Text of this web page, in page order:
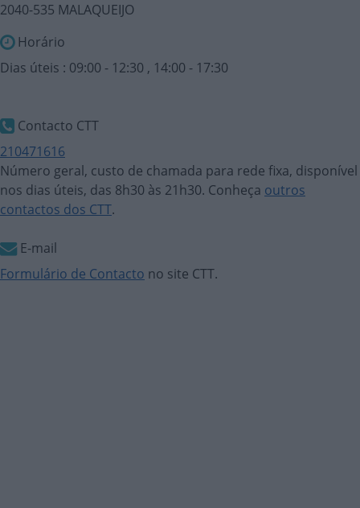
2040-535 MALAQUEIJO
Horário
Dias úteis : 09:00 - 12:30 , 14:00 - 17:30
Contacto CTT
210471616
Número geral, custo de chamada para rede fixa, disponível
nos dias úteis, das 8h30 às 21h30. Conheça outros
contactos dos CTT.
E-mail
Formulário de Contacto no site CTT.